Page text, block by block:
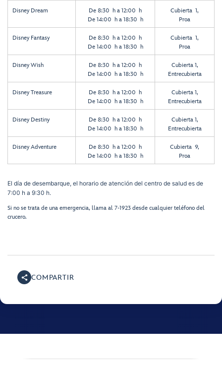
Disney Dream
De 8:30 h a 12:00 h
De 14:00 h a 18:30 h
Cubierta 1,
Proa
Disney Fantasy
De 8:30 h a 12:00 h
De 14:00 h a 18:30 h
Cubierta 1,
Proa
Disney Wish
De 8:30 h a 12:00 h
De 14:00 h a 18:30 h
Cubierta 1,
Entrecubierta
Disney Treasure
De 8:30 h a 12:00 h
De 14:00 h a 18:30 h
Cubierta 1,
Entrecubierta
Disney Destiny
De 8:30 h a 12:00 h
De 14:00 h a 18:30 h
Cubierta 1,
Entrecubierta
Disney Adventure
De 8:30 h a 12:00 h
De 14:00 h a 18:30 h
Cubierta 9,
Proa
El día de desembarque, el horario de atención del centro de salud es de
7:00 h a 9:30 h.
Si no se trata de una emergencia, llama al 7-1923 desde cualquier teléfono del
crucero.
COMPARTIR